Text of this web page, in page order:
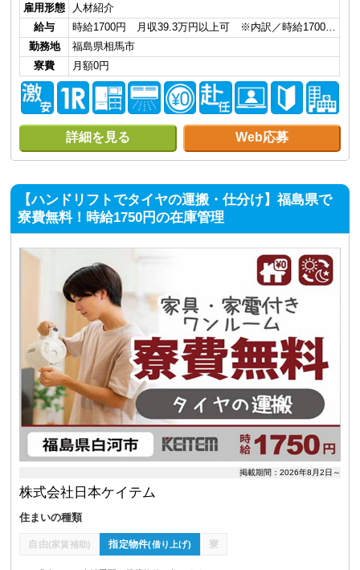
雇用形態
人材紹介
給与
時給1700円 月収39.3万円以上可 ※内訳／時給1700…
勤務地
福島県相馬市
寮費
月額0円
詳細を見る Web応募
【ハンドリフトでタイヤの運搬・仕分け】福島県で
寮費無料！時給1750円の在庫管理
掲載期間：2026年8月2日～
株式会社日本ケイテム
住まいの種類
自由(家賃補助) 指定物件(借り上げ) 寮